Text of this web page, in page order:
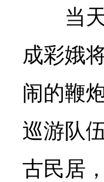
当
成彩娥
闹的鞭
巡游队
古民居